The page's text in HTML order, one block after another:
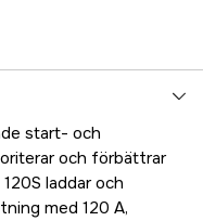
start- och
och förbättrar
laddar och
med 120 A,